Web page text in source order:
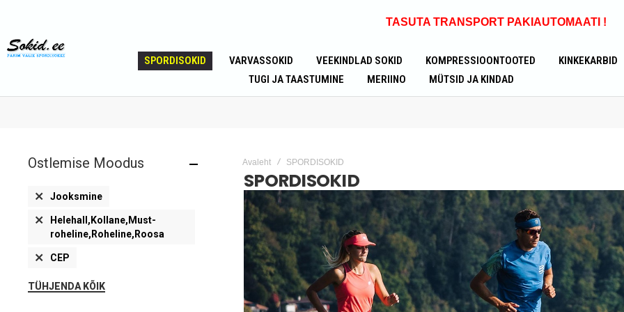
TASUTA TRANSPORTPAKIAUTOMAATI !
SPORDISOKID VARVASSOKID VEEKINDLAD SOKID KOMPRESSIOONTOOTED
KINKEKARBID
TUGI JA TAASTUMINE
MERIINO MÜTSID JA KINDAD
Avaleht SPORDISOKID
SPORDISOKID
Ostlemise Moodus
Jooksmine
Eemalda
Helehall,Kollane,Must-
roheline,Roheline,Roosa
Eemalda
toode
CEP
Eemalda
TÜHJENDA KÕIK